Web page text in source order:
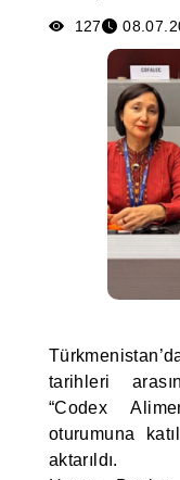
127
tarihleri
“Codex
oturumuna
aktarıldı.